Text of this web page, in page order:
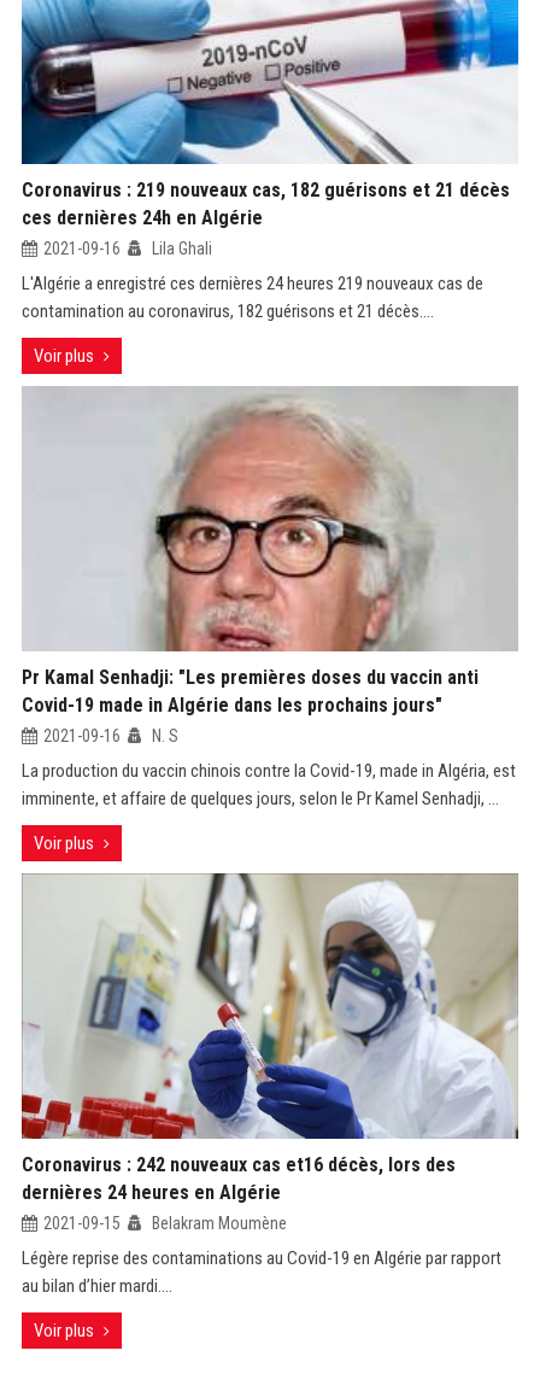
Coronavirus : 219 nouveaux cas, 182 guérisons et 21 décès
ces dernières 24h en Algérie
2021-09-16 Lila Ghali
L'Algérie a enregistré ces dernières 24 heures 219 nouveaux cas de
contamination au coronavirus, 182 guérisons et 21 décès....
Voir plus
Pr Kamal Senhadji: "Les premières doses du vaccin anti
Covid-19 made in Algérie dans les prochains jours"
2021-09-16 N. S
La production du vaccin chinois contre la Covid-19, made in Algéria, est
imminente, et affaire de quelques jours, selon le Pr Kamel Senhadji, ...
Voir plus
Coronavirus : 242 nouveaux cas et16 décès, lors des
dernières 24 heures en Algérie
2021-09-15 Belakram Moumène
Légère reprise des contaminations au Covid-19 en Algérie par rapport
au bilan d’hier mardi....
Voir plus